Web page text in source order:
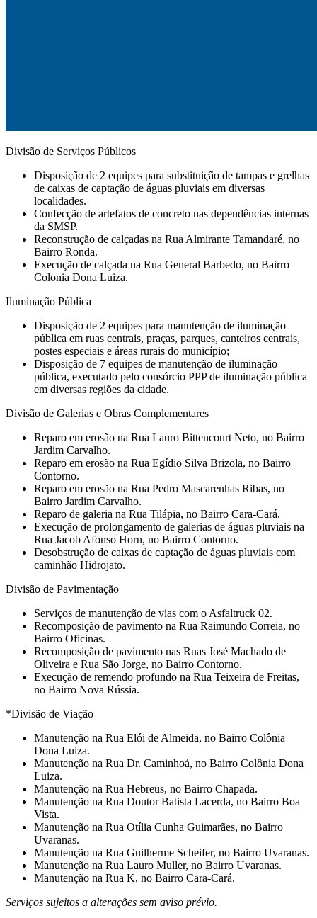
Divisão de Serviços Públicos
Disposição de 2 equipes para substituição de tampas e grelhas
de caixas de captação de águas pluviais em diversas
localidades.
Confecção de artefatos de concreto nas dependências internas
da SMSP.
⁠Reconstrução de calçadas na Rua Almirante Tamandaré, no
Bairro Ronda.
⁠Execução de calçada na Rua General Barbedo, no Bairro
Colonia Dona Luiza.
Iluminação Pública
Disposição de 2 equipes para manutenção de iluminação
pública em ruas centrais, praças, parques, canteiros centrais,
postes especiais e áreas rurais do município;
Disposição de 7 equipes de manutenção de iluminação
pública, executado pelo consórcio PPP de iluminação pública
em diversas regiões da cidade.
Divisão de Galerias e Obras Complementares
⁠Reparo em erosão na Rua Lauro Bittencourt Neto, no Bairro
Jardim Carvalho.
Reparo em erosão na Rua Egídio Silva Brizola, no Bairro
Contorno.
⁠Reparo em erosão na Rua Pedro Mascarenhas Ribas, no
Bairro Jardim Carvalho.
⁠Reparo de galeria na Rua Tilápia, no Bairro Cara-Cará.
⁠Execução de prolongamento de galerias de águas pluviais na
Rua Jacob Afonso Horn, no Bairro Contorno.
Desobstrução de caixas de captação de águas pluviais com
caminhão Hidrojato.
Divisão de Pavimentação
Serviços de manutenção de vias com o Asfaltruck 02.
⁠Recomposição de pavimento na Rua Raimundo Correia, no
Bairro Oficinas.
⁠Recomposição de pavimento nas Ruas José Machado de
Oliveira e Rua São Jorge, no Bairro Contorno.
⁠Execução de remendo profundo na Rua Teixeira de Freitas,
no Bairro Nova Rússia.
*Divisão de Viação
Manutenção na Rua Elói de Almeida, no Bairro Colônia
Dona Luiza.
⁠Manutenção na Rua Dr. Caminhoá, no Bairro Colônia Dona
Luiza.
Manutenção na Rua Hebreus, no Bairro Chapada.
⁠Manutenção na Rua Doutor Batista Lacerda, no Bairro Boa
Vista.
⁠Manutenção na Rua Otília Cunha Guimarães, no Bairro
Uvaranas.
⁠Manutenção na Rua Guilherme Scheifer, no Bairro Uvaranas.
⁠Manutenção na Rua Lauro Muller, no Bairro Uvaranas.
⁠Manutenção na Rua K, no Bairro Cara-Cará.
Serviços sujeitos a alterações sem aviso prévio.